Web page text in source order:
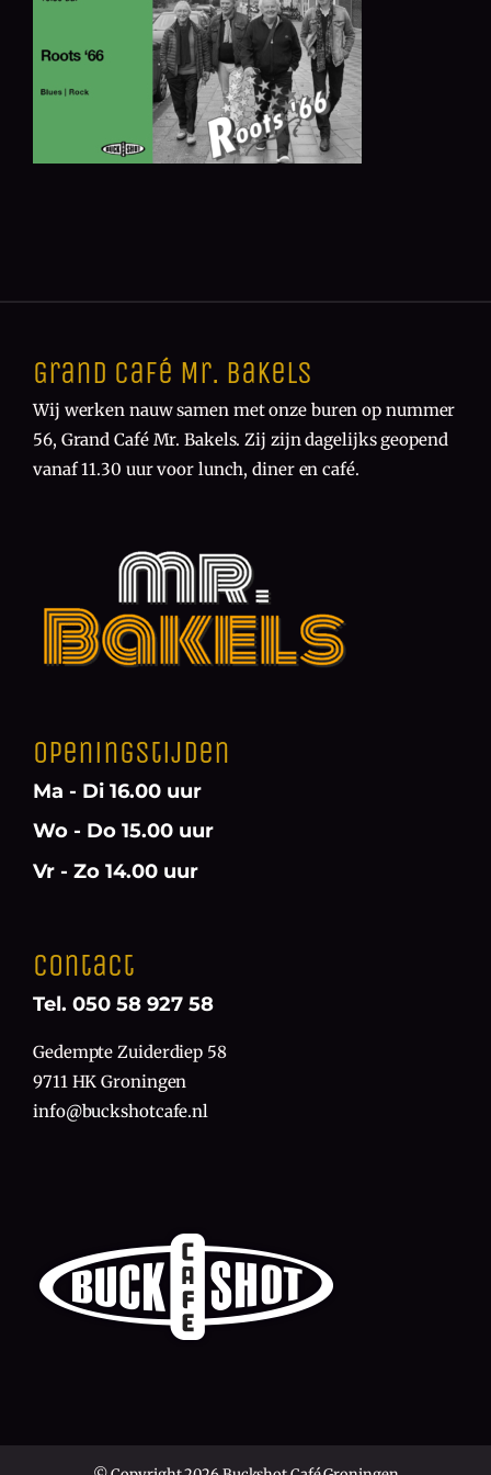
Grand Café Mr. Bakels
Wij werken nauw samen met onze buren op nummer
56, Grand Café Mr. Bakels. Zij zijn dagelijks geopend
vanaf 11.30 uur voor lunch, diner en café.
Openingstijden
Ma - Di 16.00 uur
Wo - Do 15.00 uur
Vr - Zo 14.00 uur
Contact
Tel. 050 58 927 58
Gedempte Zuiderdiep 58
9711 HK Groningen
info@buckshotcafe.nl